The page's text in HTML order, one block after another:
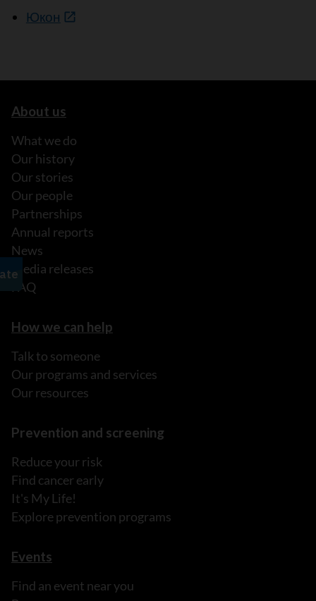
Юкон
About us
What we do
Our history
Our stories
Our people
Partnerships
Annual reports
News
Media releases
FAQ
How we can help
Talk to someone
Our programs and services
Our resources
Prevention and screening
Reduce your risk
Find cancer early
It's My Life!
Explore prevention programs
Events
Find an event near you